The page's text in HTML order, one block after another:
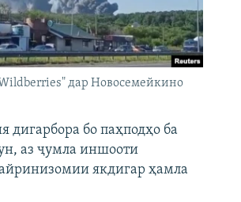
дар Новосемейкино
дигарбора бо паҳподҳо ба
аз ҷумла иншооти
якдигар ҳамла